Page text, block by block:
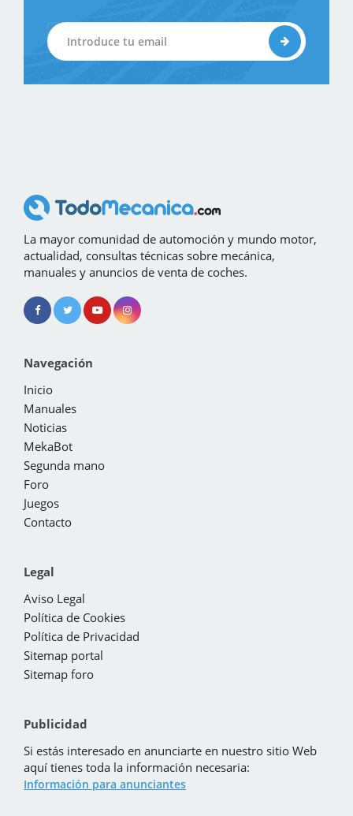
La mayor comunidad de automoción y mundo motor,
actualidad, consultas técnicas sobre mecánica,
manuales y anuncios de venta de coches.
Navegación
Inicio
Manuales
Noticias
MekaBot
Segunda mano
Foro
Juegos
Contacto
Legal
Aviso Legal
Política de Cookies
Política de Privacidad
Sitemap portal
Sitemap foro
Publicidad
Si estás interesado en anunciarte en nuestro sitio Web
aquí tienes toda la información necesaria:
Información para anunciantes